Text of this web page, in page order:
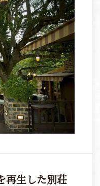
終えるころには絆が
に入れることができ
、大切な人と心と体
再生した別荘